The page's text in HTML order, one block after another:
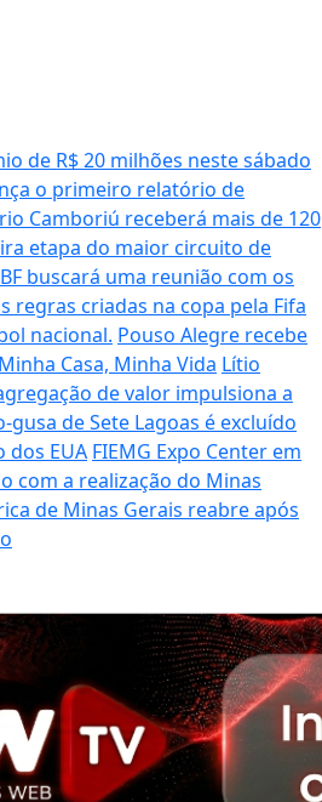
de R$ 20 milhões neste sábado
o primeiro relatório de
Camboriú receberá mais de 120
etapa do maior circuito de
buscará uma reunião com os
regras criadas na copa pela Fifa
nacional. Pouso Alegre recebe
Casa, Minha Vida Lítio
de valor impulsiona a
gusa de Sete Lagoas é excluído
EUA FIEMG Expo Center em
com a realização do Minas
de Minas Gerais reabre após